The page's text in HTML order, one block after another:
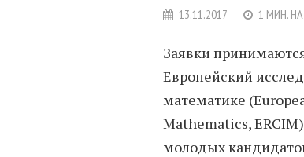
13.11.2017 1 МИН.
Заявки
Европейский
математике
Mathematics,
молодых